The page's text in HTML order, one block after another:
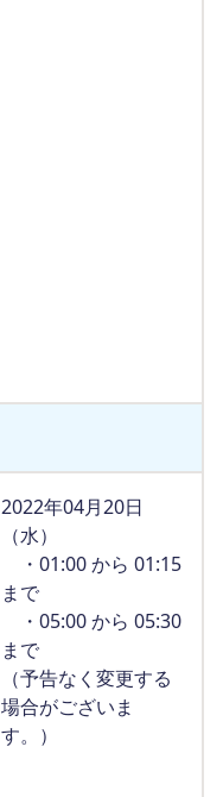
2022年04月20日
（水）
・01:00 から 01:15
まで
・05:00 から 05:30
まで
（予告なく変更する
場合がございま
す。）